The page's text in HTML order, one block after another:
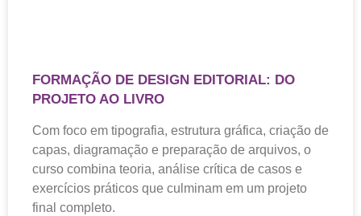
FORMAÇÃO DE DESIGN EDITORIAL: DO
PROJETO AO LIVRO
Com foco em tipografia, estrutura gráfica, criação de
capas, diagramação e preparação de arquivos, o
curso combina teoria, análise crítica de casos e
exercícios práticos que culminam em um projeto
final completo.